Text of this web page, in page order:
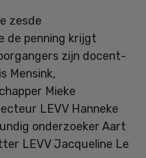
zesde
de penning krijgt
zijn docent-
Mensink,
Mieke
LEVV Hanneke
onderzoeker Aart
LEVV Jacqueline Le